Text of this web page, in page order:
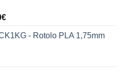
€Il
attuale- Rotolo PLA 1,75mm